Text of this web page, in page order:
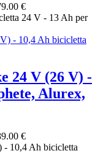
€
24 V - 13 Ah per
24 V (26 V) -
Alurex,
€
- 10,4 Ah bicicletta